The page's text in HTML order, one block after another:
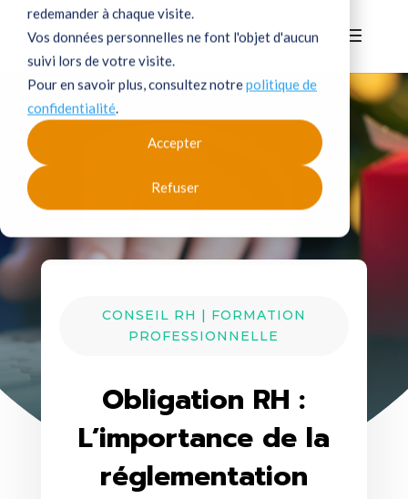
redemander à chaque visite.
Vos données personnelles ne font l'objet d'aucun
suivi lors de votre visite.
Pour en savoir plus, consultez notrepolitique de
confidentialité.
Accepter
Refuser
CONSEIL RH | FORMATION
PROFESSIONNELLE
Obligation RH :
L’importance de la
réglementation